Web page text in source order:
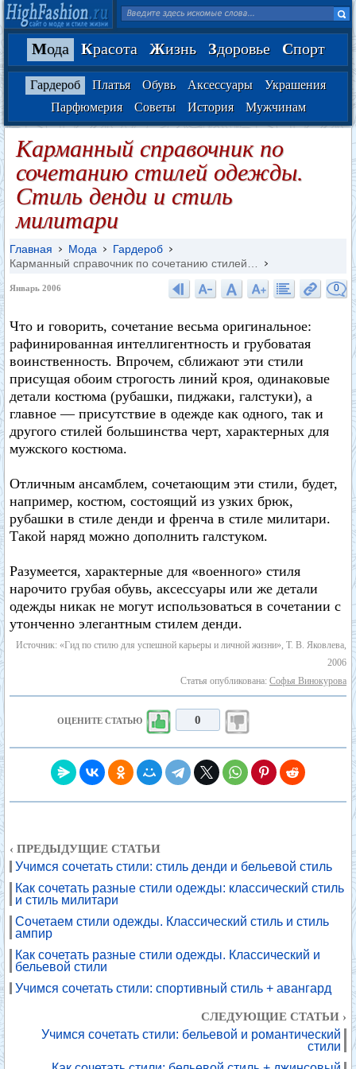
Мода Красота Жизнь Здоровье Спорт
Гардероб Платья Обувь Аксессуары
Украшения
Парфюмерия
Советы История Мужчинам
Карманный справочник по
сочетанию стилей одежды.
Стиль денди и стиль
милитари
Главная Мода
Гардероб
Карманный справочник по сочетанию стилей…
Январь 2006 0
Что и говорить, сочетание весьма оригинальное:
рафинированная интеллигентность и грубоватая
воинственность. Впрочем, сближают эти стили
присущая обоим строгость линий кроя, одинаковые
детали костюма (рубашки, пиджаки, галстуки), а
главное — присутствие в одежде как одного, так и
другого стилей большинства черт, характерных для
мужского костюма.
Отличным ансамблем, сочетающим эти стили, будет,
например, костюм, состоящий из узких брюк,
рубашки в стиле денди и френча в стиле милитари.
Такой наряд можно дополнить галстуком.
Разумеется, характерные для «военного» стиля
нарочито грубая обувь, аксессуары или же детали
одежды никак не могут использоваться в сочетании с
утонченно элегантным стилем денди.
Источник: «Гид по стилю для успешной карьеры и личной жизни», Т. В. Яковлева,
2006
Статья опубликована: Софья Винокурова
ОЦЕНИТЕ СТАТЬЮ 0
‹ ПРЕДЫДУЩИЕ СТАТЬИ
Учимся сочетать стили: стиль денди и бельевой стиль
Как сочетать разные стили одежды: классический стиль
и стиль милитари
Сочетаем стили одежды. Классический стиль и стиль
ампир
Как сочетать разные стили одежды. Классический и
бельевой стили
Учимся сочетать стили: спортивный стиль + авангард
СЛЕДУЮЩИЕ СТАТЬИ ›
Учимся сочетать стили: бельевой и романтический
стили